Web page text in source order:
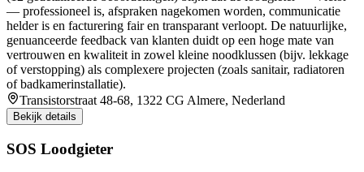
— professioneel is, afspraken nagekomen worden, communicatie
helder is en facturering fair en transparant verloopt. De natuurlijke,
genuanceerde feedback van klanten duidt op een hoge mate van
vertrouwen en kwaliteit in zowel kleine noodklussen (bijv. lekkage
of verstopping) als complexere projecten (zoals sanitair, radiatoren
of badkamerinstallatie).
Transistorstraat 48-68, 1322 CG Almere, Nederland
Bekijk details
SOS Loodgieter